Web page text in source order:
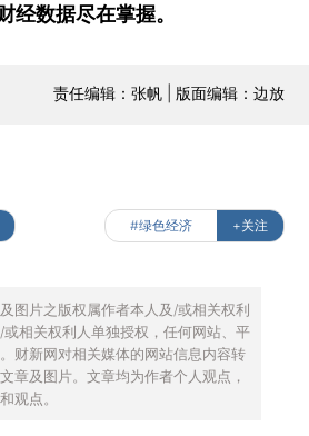
经数据尽在掌握。
责任编辑：张帆 | 版面编辑：边放
#绿色经济 +关注
图片之版权属作者本人及/或相关权利
或相关权利人单独授权，任何网站、平
财新网对相关媒体的网站信息内容转
章及图片。文章均为作者个人观点，
观点。